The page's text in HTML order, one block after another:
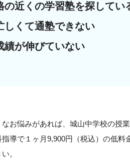
の近くの学習塾を探してい
しくて通塾できない
績が伸びていない
お悩みがあれば、城山中学校の授
導で１ヶ月9,900円（税込）の低
。